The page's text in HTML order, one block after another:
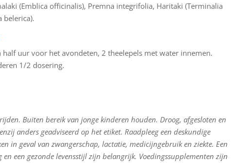
(Emblica officinalis), Premna integrifolia, Haritaki (Terminalia
belerica).
half uur voor het avondeten, 2 theelepels met water innemen.
1/2 dosering.
Buiten bereik van jonge kinderen houden. Droog, afgesloten en
anders geadviseerd op het etiket. Raadpleeg een deskundige
in geval van zwangerschap, lactatie, medicijngebruik en ziekte. Een
en een gezonde levensstijl zijn belangrijk. Voedingssupplementen zijn